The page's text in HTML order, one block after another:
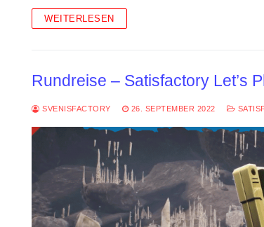
WEITERLESEN
Rundreise – Satisfactory Let’s
SVENISFACTORY 26. SEPTEMBER 2022